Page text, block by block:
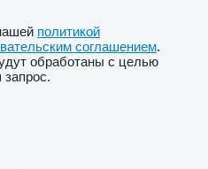
политикой
соглашением.
обработаны с целью
запрос.